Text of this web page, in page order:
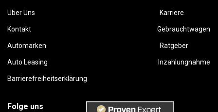
Über Uns Karriere
Kontakt Gebrauchtwagen
Automarken Ratgeber
Auto Leasing Inzahlungnahme
Barrierefreiheitserklärung
Folge uns